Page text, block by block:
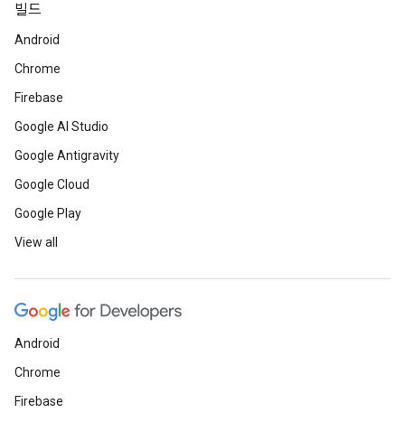
빌드
Android
Chrome
Firebase
Google AI Studio
Google Antigravity
Google Cloud
Google Play
View all
Android
Chrome
Firebase